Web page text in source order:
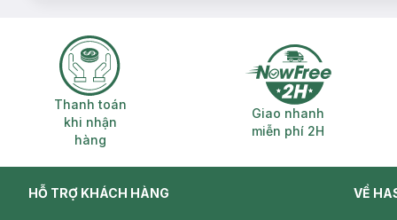
Thanh toán khi nhận hàng
Thanh toán
khi nhận
hàng
Giao nhanh
Giao nhanh
miễn phí 2H
HỖ TRỢ KHÁCH HÀNG VỀ